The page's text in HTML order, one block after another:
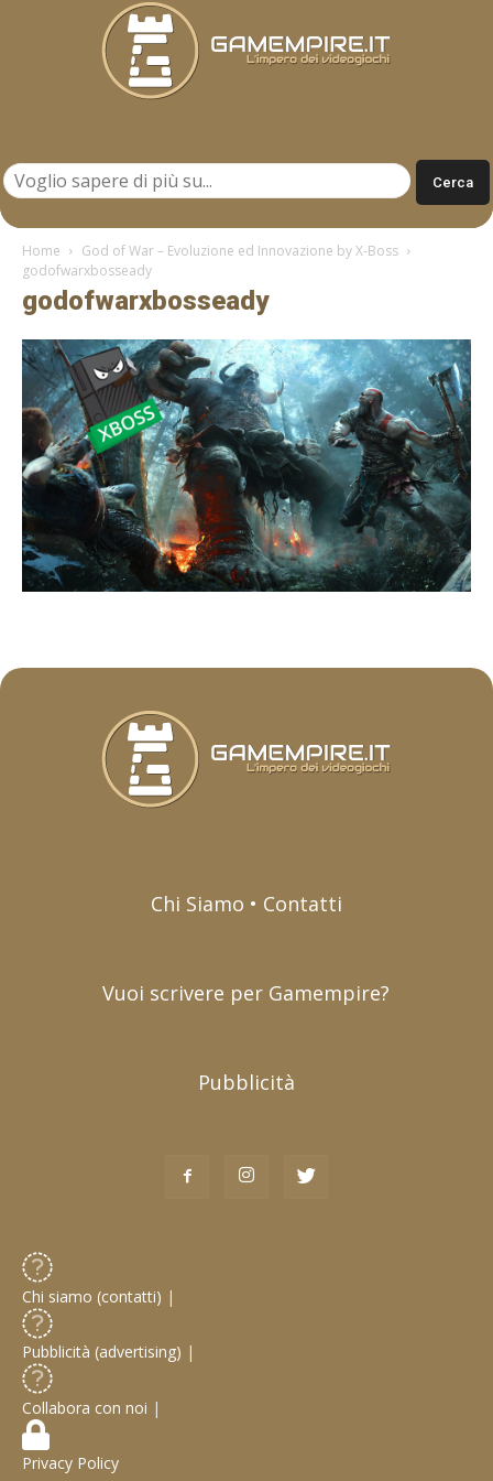
Home
God of War – Evoluzione ed Innovazione by X-Boss
godofwarxbosseady
godofwarxbosseady
Chi Siamo • Contatti
Vuoi scrivere per Gamempire?
Pubblicità
Chi siamo (contatti) |
Pubblicità (advertising) |
Collabora con noi |
Privacy Policy